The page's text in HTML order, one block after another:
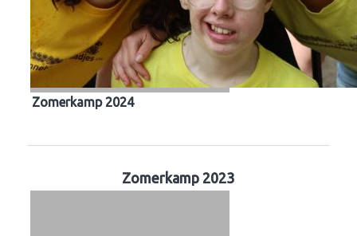
Zomerkamp 2024
Zomerkamp 2023